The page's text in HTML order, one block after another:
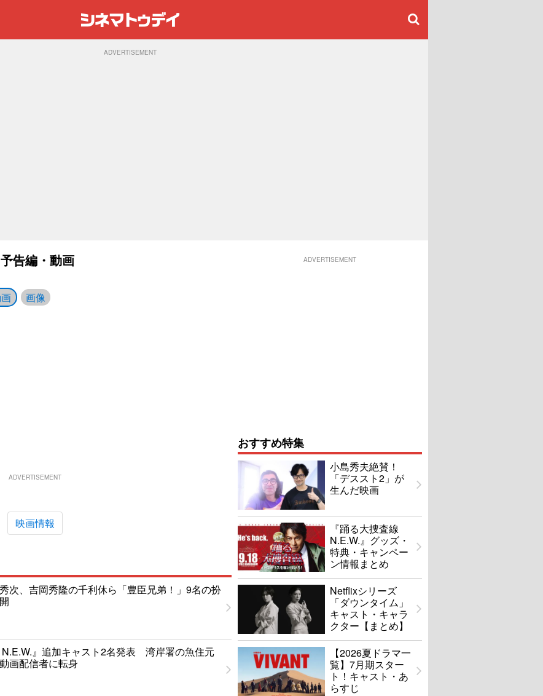
ADVERTISEMENT
告編・動画
画像
ADVERTISEMENT
映画情報
次、吉岡秀隆の千利休ら「豊臣兄弟！」9名の扮
N.E.W.』追加キャスト2名発表 湾岸署の魚住元
画配信者に転身
ADVERTISEMENT
おすすめ特集
小島秀夫絶賛！
「デススト2」が
生んだ映画
『踊る大捜査線
N.E.W.』グッズ・
特典・キャンペー
ン情報まとめ
Netflixシリーズ
「ダウンタイム」
キャスト・キャラ
クター【まとめ】
【2026夏ドラマ一
覧】7月期スター
ト！キャスト・あ
らすじ